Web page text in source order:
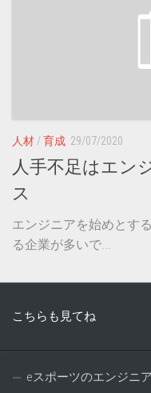
人材 /育成 29/07/2020
人手不足はエン
ス
エンジニアを始めとす
る企業が多いで...
こちらも見てね
eスポーツのエンジニ